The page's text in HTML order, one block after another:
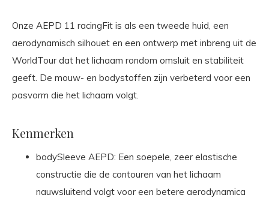
Onze AEPD 11 racingFit is als een tweede huid, een
aerodynamisch silhouet en een ontwerp met inbreng uit de
WorldTour dat het lichaam rondom omsluit en stabiliteit
geeft. De mouw- en bodystoffen zijn verbeterd voor een
pasvorm die het lichaam volgt.
Kenmerken
bodySleeve AEPD: Een soepele, zeer elastische
constructie die de contouren van het lichaam
nauwsluitend volgt voor een betere aerodynamica